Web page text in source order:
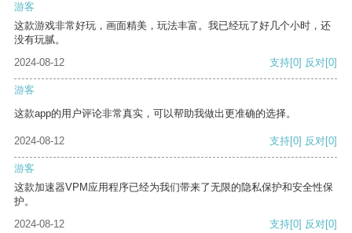
游客
这款游戏非常好玩，画面精美，玩法丰富。我已经玩了好几个小时，还
没有玩腻。
2024-08-12
支持[0] 反对[0]
游客
这款app的用户评论非常真实，可以帮助我做出更准确的选择。
2024-08-12 支持[0] 反对[0]
游客
这款加速器VPM应用程序已经为我们带来了无限的隐私保护和安全性保
护。
2024-08-12
支持[0] 反对[0]